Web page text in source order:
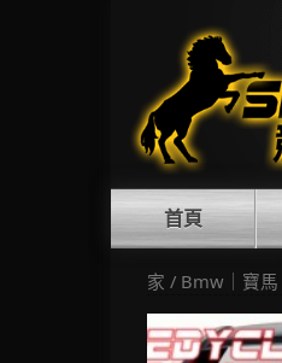
首頁
家 / Bmw｜寶馬